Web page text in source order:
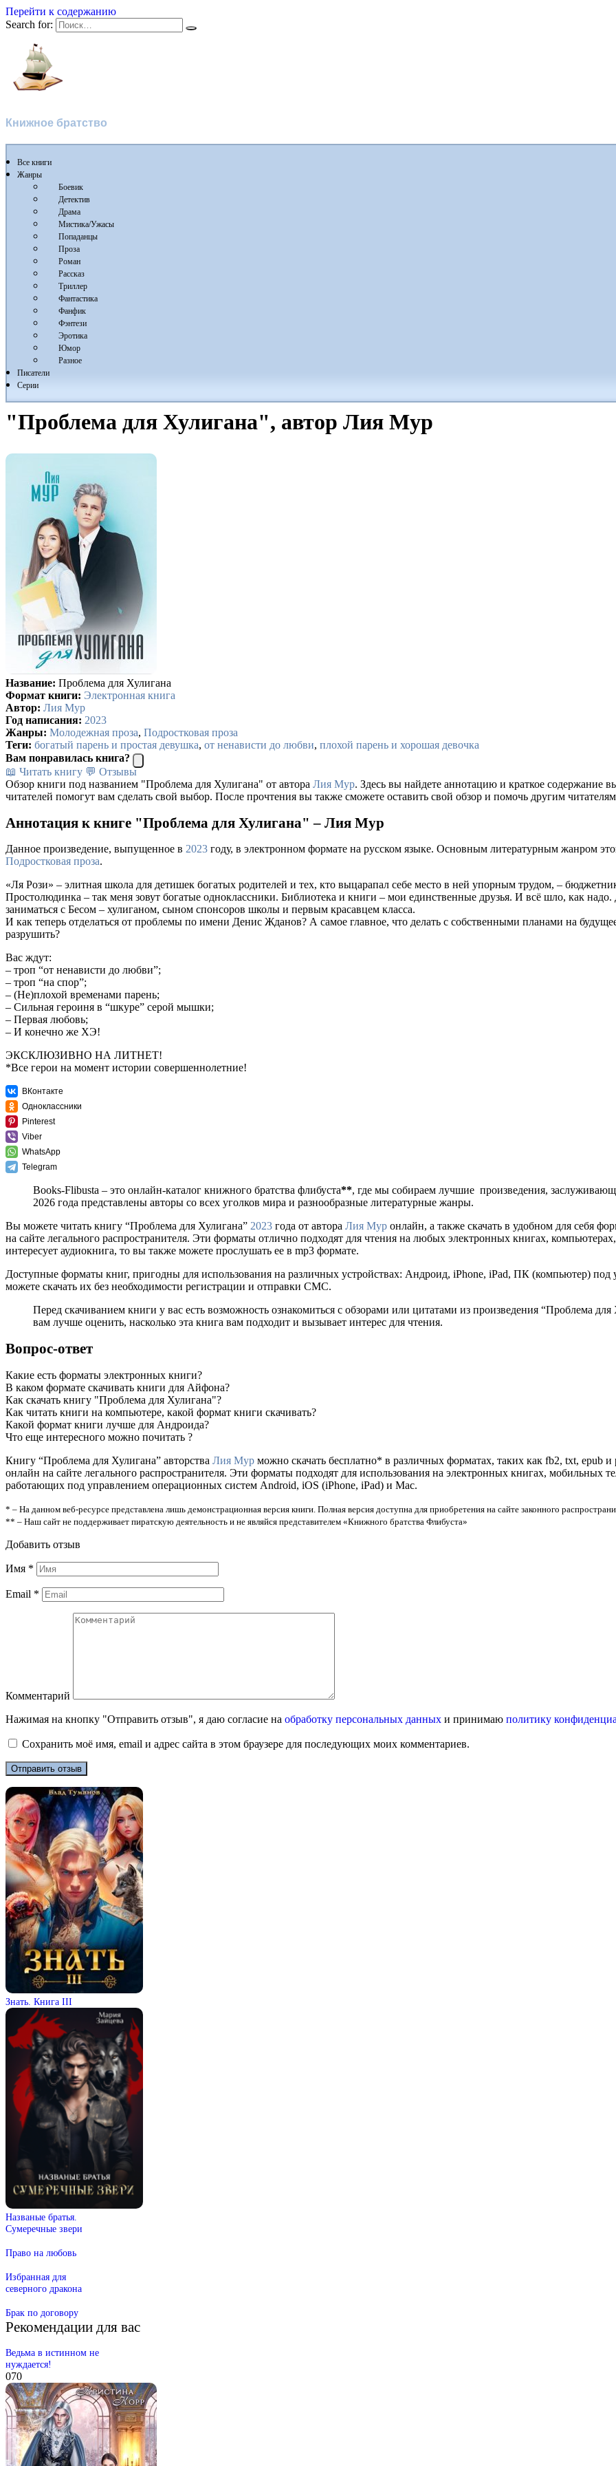
Перейти к содержанию
Search for:
Книжное братство
Все книги
Жанры
Боевик
Детектив
Драма
Мистика/Ужасы
Попаданцы
Проза
Роман
Рассказ
Триллер
Фантастика
Фанфик
Фэнтези
Эротика
Юмор
Разное
Писатели
Серии
"Проблема для Хулигана", автор Лия Мур
Название: Проблема для Хулигана
Формат книги: Электронная книга
Автор: Лия Мур
Год написания: 2023
Жанры: Молодежная проза, Подростковая проза
Теги: богатый парень и простая девушка, от ненависти до любви, плохой парень и хорошая девочка
Вам понравилась книга?
📖 Читать книгу 💬 Отзывы
Обзор книги под названием "Проблема для Хулигана" от автора Лия Мур. Здесь вы найдете аннотацию и краткое содержание
читателей помогут вам сделать свой выбор. После прочтения вы также сможете оставить свой обзор и помочь другим
Аннотация к книге "Проблема для Хулигана" – Лия Мур
Данное произведение, выпущенное в 2023 году, в электронном формате на русском языке. Основным литературным жанром
Подростковая проза.
«Ля Рози» – элитная школа для детишек богатых родителей и тех, кто выцарапал себе место в ней упорным трудом, –
Простолюдинка – так меня зовут богатые одноклассники. Библиотека и книги – мои единственные друзья. И всё шло, как надо.
заниматься с Бесом – хулиганом, сыном спонсоров школы и первым красавцем класса.
И как теперь отделаться от проблемы по имени Денис Жданов? А самое главное, что делать с собственными планами на
разрушить?
Вас ждут:
– троп “от ненависти до любви”;
– троп “на спор”;
– (Не)плохой временами парень;
– Сильная героиня в “шкуре” серой мышки;
– Первая любовь;
– И конечно же ХЭ!
ЭКСКЛЮЗИВНО НА ЛИТНЕТ!
*Все герои на момент истории совершеннолетние!
ВКонтакте
Одноклассники
Pinterest
Viber
WhatsApp
Telegram
Books-Flibusta – это онлайн-каталог книжного братства флибуста**, где мы собираем лучшие произведения,
2026 года представлены авторы со всех уголков мира и разнообразные литературные жанры.
Вы можете читать книгу “Проблема для Хулигана” 2023 года от автора Лия Мур онлайн, а также скачать в удобном для себя
на сайте легального распространителя. Эти форматы отлично подходят для чтения на любых электронных книгах,
интересует аудиокнига, то вы также можете прослушать ее в mp3 формате.
Доступные форматы книг, пригодны для использования на различных устройствах: Андроид, iPhone, iPad, ПК (компьютер)
можете скачать их без необходимости регистрации и отправки СМС.
Перед скачиванием книги у вас есть возможность ознакомиться с обзорами или цитатами из произведения “Проблема для
вам лучше оценить, насколько эта книга вам подходит и вызывает интерес для чтения.
Вопрос-ответ
Какие есть форматы электронных книги?
В каком формате скачивать книги для Айфона?
Как скачать книгу "Проблема для Хулигана"?
Как читать книги на компьютере, какой формат книги скачивать?
Какой формат книги лучше для Андроида?
Что еще интересного можно почитать ?
Книгу “Проблема для Хулигана” авторства Лия Мур можно скачать бесплатно* в различных форматах, таких как fb2, txt, epub
онлайн на сайте легального распространителя. Эти форматы подходят для использования на электронных книгах, мобильных
работающих под управлением операционных систем Android, iOS (iPhone, iPad) и Mac.
* – На данном веб-ресурсе представлена лишь демонстрационная версия книги. Полная версия доступна для приобретения на сайте законного
** – Наш сайт не поддерживает пиратскую деятельность и не являйся представителем «Книжного братства Флибуста»
Добавить отзыв
Имя *
Email *
Комментарий
Нажимая на кнопку "Отправить отзыв", я даю согласие на обработку персональных данных и принимаю политику
Сохранить моё имя, email и адрес сайта в этом браузере для последующих моих комментариев.
Знать. Книга III
Названые братья.
Сумеречные звери
Право на любовь
Избранная для
северного дракона
Брак по договору
Рекомендации для вас
Ведьма в истинном не
нуждается!
070